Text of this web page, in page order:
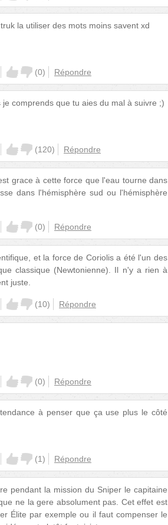
la utiliser des mots moins savent xd
(0) Répondre
comprends que tu aies du mal à suivre ;)
(120) Répondre
grace à cette force que l'eau tourne dans
dans l'hémisphère sud ou l'hémisphère
(0) Répondre
et la force de Coriolis a été l'un des
classique (Newtonienne). Il n'y a rien à
juste.
(10) Répondre
(0) Répondre
à penser que ça use plus le côté
(1) Répondre
pendant la mission du Sniper le capitaine
ne la gere absolument pas. Cet effet est
Élite par exemple ou il faut compenser le